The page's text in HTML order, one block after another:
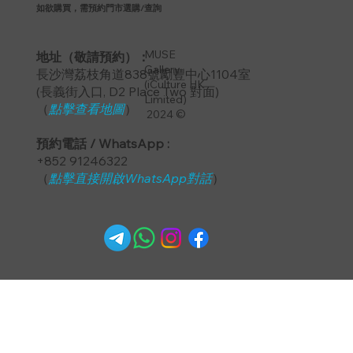
MUSE
Gallery
(iCulture HK
Limited)
2024 ©
如欲購買，需預約門市選購/查詢
地址（敬請預約）：
長沙灣荔枝角道838號勵豐中心1104室
​(長義街入口, D2 Place Two 對面)
（ 點擊查看地圖）
預約電話 / WhatsApp :
+852 91246322
（ 點擊直接開啟WhatsApp對話）